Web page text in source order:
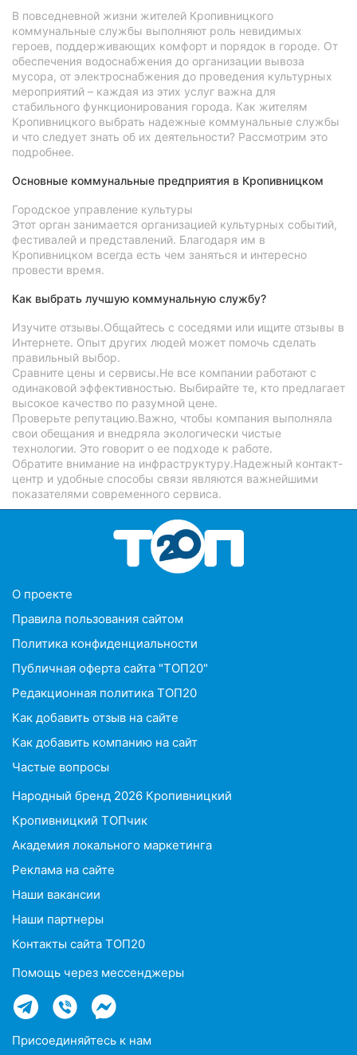
В повседневной жизни жителей Кропивницкого
коммунальные службы выполняют роль невидимых
героев, поддерживающих комфорт и порядок в городе. От
обеспечения водоснабжения до организации вывоза
мусора, от электроснабжения до проведения культурных
мероприятий – каждая из этих услуг важна для
стабильного функционирования города. Как жителям
Кропивницкого выбрать надежные коммунальные службы
и что следует знать об их деятельности? Рассмотрим это
подробнее.
Основные коммунальные предприятия в Кропивницком
Городское управление культуры
Этот орган занимается организацией культурных событий,
фестивалей и представлений. Благодаря им в
Кропивницком всегда есть чем заняться и интересно
провести время.
Как выбрать лучшую коммунальную службу?
Изучите отзывы.Общайтесь с соседями или ищите отзывы в
Интернете. Опыт других людей может помочь сделать
правильный выбор.
Сравните цены и сервисы.Не все компании работают с
одинаковой эффективностью. Выбирайте те, кто предлагает
высокое качество по разумной цене.
Проверьте репутацию.Важно, чтобы компания выполняла
свои обещания и внедряла экологически чистые
технологии. Это говорит о ее подходе к работе.
Обратите внимание на инфраструктуру.Надежный контакт-
центр и удобные способы связи являются важнейшими
показателями современного сервиса.
O проекте
Правила пользования сайтом
Политика конфиденциальности
Публичная оферта сайта "ТОП20"
Редакционная политика ТОП20
Как добавить отзыв на сайте
Как добавить компанию на сайт
Частые вопросы
Народный бренд 2026 Кропивницкий
Кропивницкий ТОПчик
Академия локального маркетинга
Реклама на сайте
Наши вакансии
Наши партнеры
Контакты сайта ТОП20
Помощь через мессенджеры
Присоединяйтесь к нам